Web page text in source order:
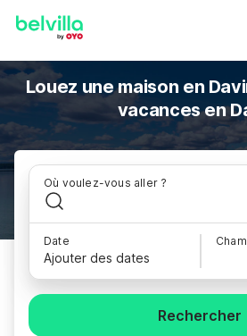
Louez une maison en
vacances en
Où voulez-vous aller ?
Date
Ajouter des dates
Rechercher